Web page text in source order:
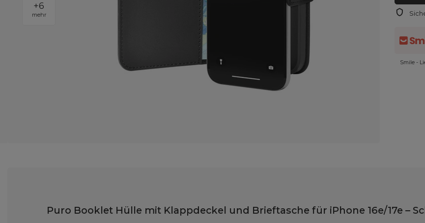
+6
mehr
Smile -
Puro Booklet Hülle mit Klappdeckel und Brieftasche für iPhone 16e/17e –